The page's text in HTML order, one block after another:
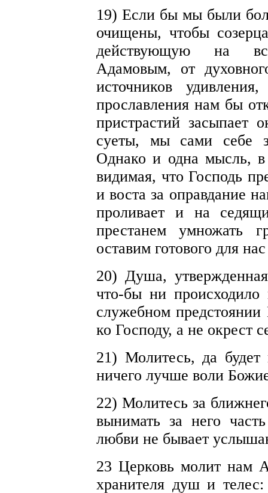
19) Если бы мы были
очищены, чтобы
действующую на
Адамовым, от
источников
прославления нам бы
пристрастий
суеты, мы сами себе
Однако и одна мысль,
видимая, что Господь
и воста за оправдание
проливает и на
престанем умножать
оставим готового для
20) Душа,
что-бы ни
служебном
ко Господу, а не окрест
21) Молитесь, да
ничего лучше воли
22) Молитесь за
вынимать за него
любви не бывает
23 Церковь молит нам
хранителя душ и